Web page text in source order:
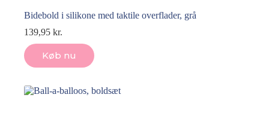
Bidebold i silikone med taktile overflader, grå
139,95 kr.
Køb nu